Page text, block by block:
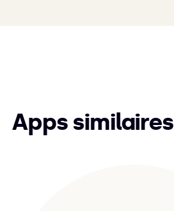
Apps similaires